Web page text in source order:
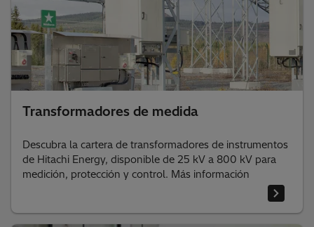
Transformadores de medida
Descubra la cartera de transformadores de instrumentos
de Hitachi Energy, disponible de 25 kV a 800 kV para
medición, protección y control. Más información